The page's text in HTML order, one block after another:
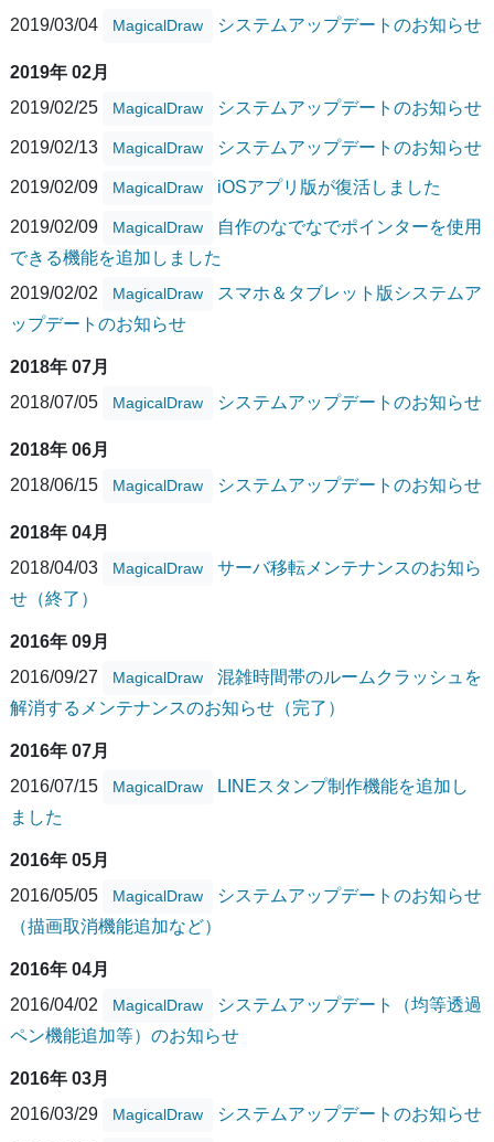
2019/03/04
MagicalDraw システムアップデートのお知らせ
2019年 02月
2019/02/25
MagicalDraw システムアップデートのお知らせ
2019/02/13 MagicalDraw システムアップデートのお知らせ
2019/02/09 MagicalDraw iOSアプリ版が復活しました
2019/02/09 MagicalDraw
自作のなでなでポインターを使用
できる機能を追加しました
2019/02/02
MagicalDraw
スマホ＆タブレット版システムア
ップデートのお知らせ
2018年 07月
2018/07/05
MagicalDraw システムアップデートのお知らせ
2018年 06月
2018/06/15
MagicalDraw システムアップデートのお知らせ
2018年 04月
2018/04/03
MagicalDraw
サーバ移転メンテナンスのお知ら
せ（終了）
2016年 09月
2016/09/27
MagicalDraw
混雑時間帯のルームクラッシュを
解消するメンテナンスのお知らせ（完了）
2016年 07月
2016/07/15
MagicalDraw
LINEスタンプ制作機能を追加し
ました
2016年 05月
2016/05/05
MagicalDraw
システムアップデートのお知らせ
（描画取消機能追加など）
2016年 04月
2016/04/02
MagicalDraw
システムアップデート（均等透過
ペン機能追加等）のお知らせ
2016年 03月
2016/03/29
MagicalDraw システムアップデートのお知らせ